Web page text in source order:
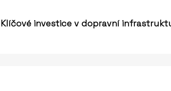
Klíčové investice v dopravní